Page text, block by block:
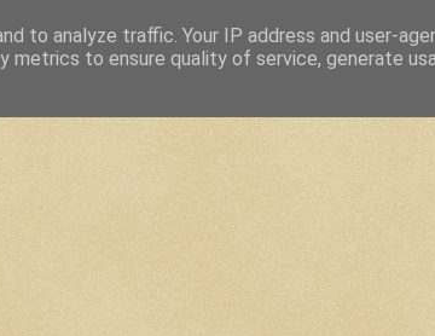
to analyze traffic. Your IP address and user-
metrics to ensure quality of service, generate